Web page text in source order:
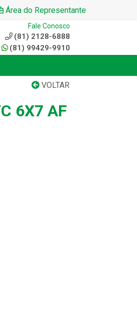
Área do Representante
Fale Conosco
(81) 2128-6888
(81) 99429-9910
VOLTAR
6X7 AF